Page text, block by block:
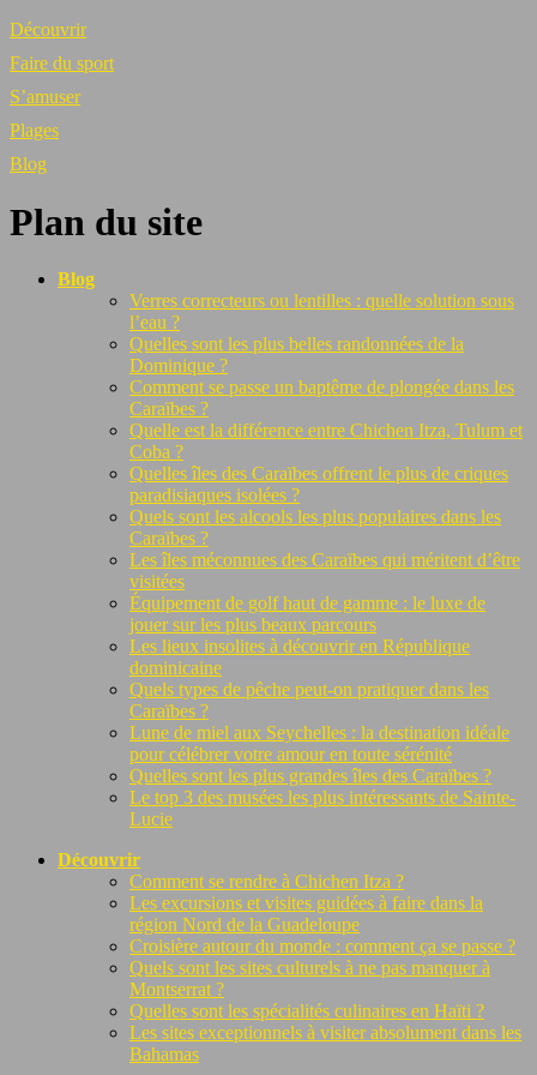
Découvrir
Faire du sport
S’amuser
Plages
Blog
Plan du site
Blog
Verres correcteurs ou lentilles : quelle solution sous
l’eau ?
Quelles sont les plus belles randonnées de la
Dominique ?
Comment se passe un baptême de plongée dans les
Caraïbes ?
Quelle est la différence entre Chichen Itza, Tulum et
Coba ?
Quelles îles des Caraïbes offrent le plus de criques
paradisiaques isolées ?
Quels sont les alcools les plus populaires dans les
Caraïbes ?
Les îles méconnues des Caraïbes qui méritent d’être
visitées
Équipement de golf haut de gamme : le luxe de
jouer sur les plus beaux parcours
Les lieux insolites à découvrir en République
dominicaine
Quels types de pêche peut-on pratiquer dans les
Caraïbes ?
Lune de miel aux Seychelles : la destination idéale
pour célébrer votre amour en toute sérénité
Quelles sont les plus grandes îles des Caraïbes ?
Le top 3 des musées les plus intéressants de Sainte-
Lucie
Découvrir
Comment se rendre à Chichen Itza ?
Les excursions et visites guidées à faire dans la
région Nord de la Guadeloupe
Croisière autour du monde : comment ça se passe ?
Quels sont les sites culturels à ne pas manquer à
Montserrat ?
Quelles sont les spécialités culinaires en Haïti ?
Les sites exceptionnels à visiter absolument dans les
Bahamas